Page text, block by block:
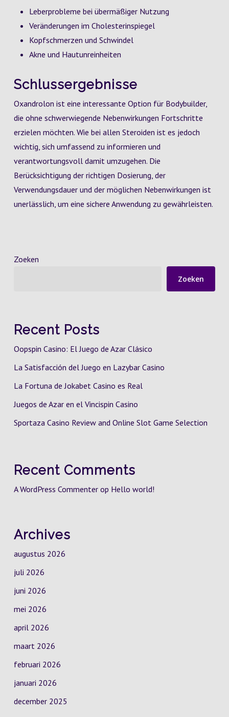
Leberprobleme bei übermäßiger Nutzung
Veränderungen im Cholesterinspiegel
Kopfschmerzen und Schwindel
Akne und Hautunreinheiten
Schlussergebnisse
Oxandrolon ist eine interessante Option für Bodybuilder,
die ohne schwerwiegende Nebenwirkungen Fortschritte
erzielen möchten. Wie bei allen Steroiden ist es jedoch
wichtig, sich umfassend zu informieren und
verantwortungsvoll damit umzugehen. Die
Berücksichtigung der richtigen Dosierung, der
Verwendungsdauer und der möglichen Nebenwirkungen ist
unerlässlich, um eine sichere Anwendung zu gewährleisten.
Zoeken
Zoeken
Recent Posts
Oopspin Casino: El Juego de Azar Clásico
La Satisfacción del Juego en Lazybar Casino
La Fortuna de Jokabet Casino es Real
Juegos de Azar en el Vincispin Casino
Sportaza Casino Review and Online Slot Game Selection
Recent Comments
A WordPress Commenterop Hello world!
Archives
augustus 2026
juli 2026
juni 2026
mei 2026
april 2026
maart 2026
februari 2026
januari 2026
december 2025